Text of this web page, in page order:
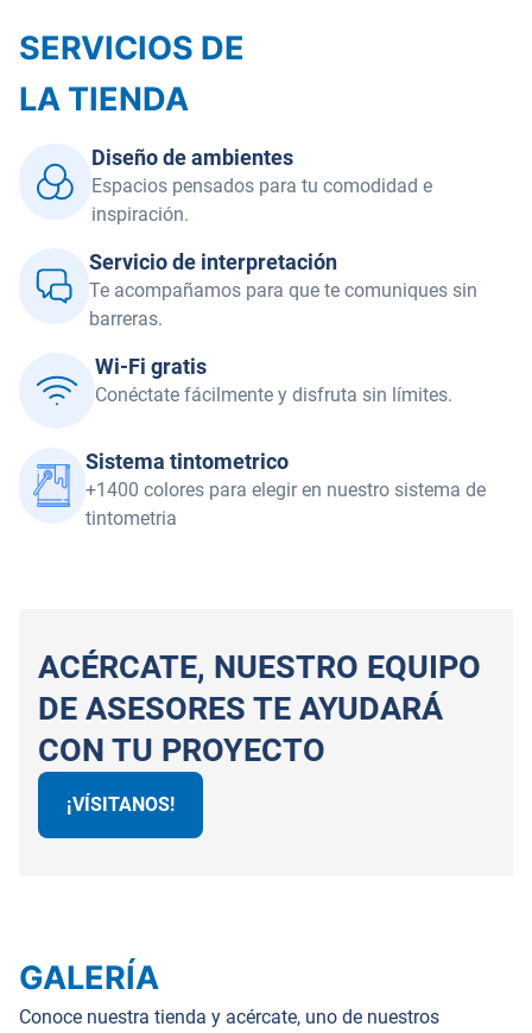
SERVICIOS DE
LA TIENDA
Diseño de ambientes
Espacios pensados para tu comodidad e
inspiración.
Servicio de interpretación
Te acompañamos para que te comuniques sin
barreras.
Wi-Fi gratis
Conéctate fácilmente y disfruta sin límites.
Sistema tintometrico
+1400 colores para elegir en nuestro sistema de
tintometria
ACÉRCATE, NUESTRO EQUIPO
DE ASESORES TE AYUDARÁ
CON TU PROYECTO
¡VÍSITANOS!
GALERÍA
Conoce nuestra tienda y acércate, uno de nuestros